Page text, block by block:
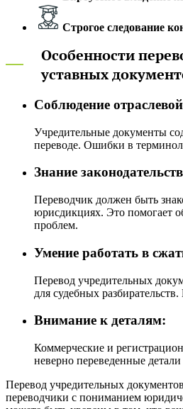
Строгое следование
Особенности
уставных
Соблюдение
Учредительные документы
переводе. Ошибки в
Знание
Переводчик должен быть
юрисдикциях. Это помогает
проблем.
Умение работать в
Перевод учредительных
для судебных
Внимание к деталям:
Коммерческие и
неверно переведенные
Перевод учредительных
переводчики с пониманием